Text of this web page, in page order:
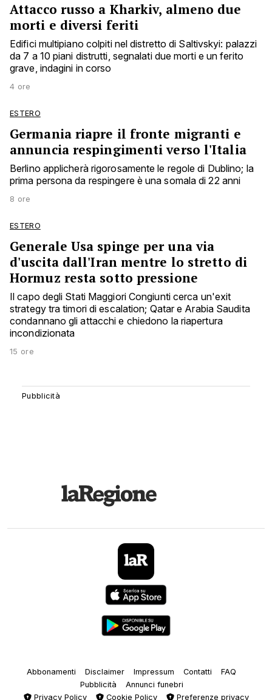
Attacco russo a Kharkiv, almeno due
morti e diversi feriti
Edifici multipiano colpiti nel distretto di Saltivskyi: palazzi
da 7 a 10 piani distrutti, segnalati due morti e un ferito
grave, indagini in corso
4 ore
ESTERO
Germania riapre il fronte migranti e
annuncia respingimenti verso l'Italia
Berlino applicherà rigorosamente le regole di Dublino; la
prima persona da respingere è una somala di 22 anni
8 ore
ESTERO
Generale Usa spinge per una via
d'uscita dall'Iran mentre lo stretto di
Hormuz resta sotto pressione
Il capo degli Stati Maggiori Congiunti cerca un'exit
strategy tra timori di escalation; Qatar e Arabia Saudita
condannano gli attacchi e chiedono la riapertura
incondizionata
15 ore
Abbonamenti Disclaimer Impressum Contatti
FAQ
Pubblicità
Annunci funebri
Privacy Policy
Cookie Policy Preferenze privacy